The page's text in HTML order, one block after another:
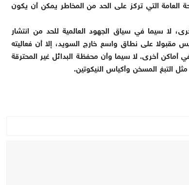
العامة التي تركز على الحد من المخاطر يمكن أن يكون
لا سيما في سياق الجهود العالمية للحد من انتشار
على نطاق واسع خارج السويد، إلا أن فعاليته
أماكن أخرى. لا سيما وأن محفظة البدائل غير المحترقة
التبغ المسخن وأكياس النيكوتين.